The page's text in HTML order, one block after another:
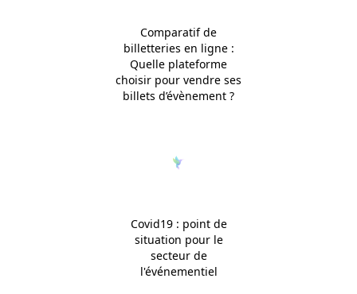
Comparatif de
billetteries en ligne :
Quelle plateforme
choisir pour vendre ses
billets d’évènement ?
Covid19 : point de
situation pour le
secteur de
l'événementiel